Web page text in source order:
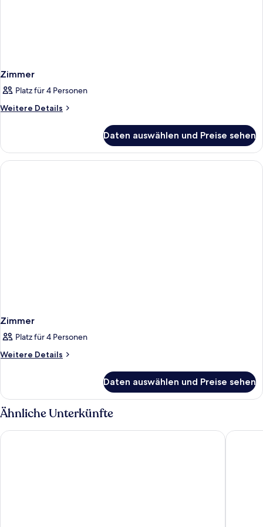
Zimmer
Platz für 4 Personen
Weitere Details
Weitere
Daten auswählen und Preise sehen
Zimmer
Platz für 4 Personen
Weitere Details
Weitere
Daten auswählen und Preise sehen
Ähnliche Unterkünfte
Hotel City Villach Hotel